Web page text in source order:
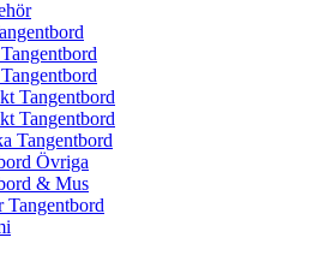
Tangentbord
Tangentbord
Tangentbord
Övriga
& Mus
Tangentbord